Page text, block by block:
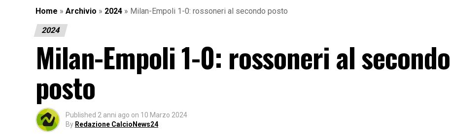
Home » Archivio » 2024 » Milan-Empoli 1-0: rossoneri al secondo posto
2024
Milan-Empoli 1-0: rossoneri al secondo
posto
Published 2 anni ago on 10 Marzo 2024
By Redazione CalcioNews24